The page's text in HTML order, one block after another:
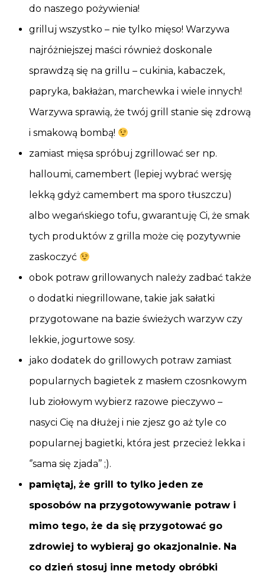
do naszego pożywienia!
grilluj wszystko – nie tylko mięso! Warzywa
najróżniejszej maści również doskonale
sprawdzą się na grillu – cukinia, kabaczek,
papryka, bakłażan, marchewka i wiele innych!
Warzywa sprawią, że twój grill stanie się zdrową
i smakową bombą!
zamiast mięsa spróbuj zgrillować ser np.
halloumi, camembert (lepiej wybrać wersję
lekką gdyż camembert ma sporo tłuszczu)
albo wegańskiego tofu, gwarantuję Ci, że smak
tych produktów z grilla może cię pozytywnie
zaskoczyć
obok potraw grillowanych należy zadbać także
o dodatki niegrillowane, takie jak sałatki
przygotowane na bazie świeżych warzyw czy
lekkie, jogurtowe sosy.
jako dodatek do grillowych potraw zamiast
popularnych bagietek z masłem czosnkowym
lub ziołowym wybierz razowe pieczywo –
nasyci Cię na dłużej i nie zjesz go aż tyle co
popularnej bagietki, która jest przecież lekka i
‘’sama się zjada’’ ;).
pamiętaj, że grill to tylko jeden ze
sposobów na przygotowywanie potraw i
mimo tego, że da się przygotować go
zdrowiej to wybieraj go okazjonalnie. Na
co dzień stosuj inne metody obróbki